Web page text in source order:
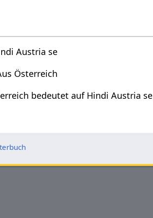
Austria se
Österreich
bedeutet auf Hindi Austria se